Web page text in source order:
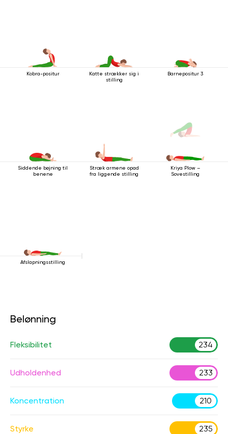
Kobra-positur
Katte strækker sig i
stilling
Barnepositur 3
Siddende bøjning til
benene
Stræk armene opad
fra liggende stilling
Kriya Plow –
Sovestilling
Afslapningsstilling
Belønning
Fleksibilitet 234
Udholdenhed 233
Koncentration 210
Styrke 235